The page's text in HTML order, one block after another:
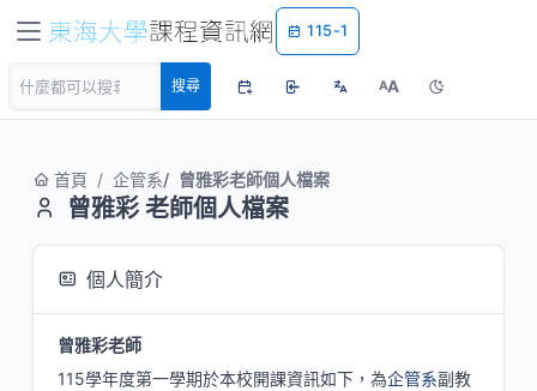
115-1
搜尋 AA
首頁 企管系 曾雅彩老師個人檔案
曾雅彩 老師個人檔案
個人簡介
曾雅彩老師
115學年度第一學期於本校開課資訊如下，為企管系副教